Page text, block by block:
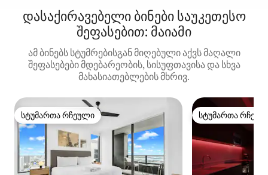
დასაქირავებელი ბინები საუკეთესო
შეფასებით: მაიამი
ამ ბინებს სტუმრებისგან მიღებული აქვს მაღალი
შეფასებები მდებარეობის, სისუფთავისა და სხვა
მახასიათებლების მხრივ.
სტუმართა რჩეული
სტუმართა რჩეული სტუმართა
სტუმართა